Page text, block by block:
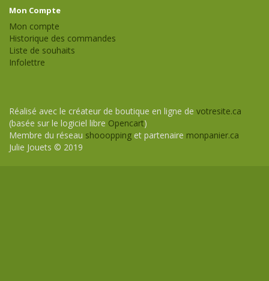
Mon Compte
Mon compte
Historique des commandes
Liste de souhaits
Infolettre
Réalisé avec le créateur de boutique en ligne de votresite.ca
(basée sur le logiciel libre Opencart)
Membre du réseau shooopping et partenaire monpanier.ca
Julie Jouets © 2019